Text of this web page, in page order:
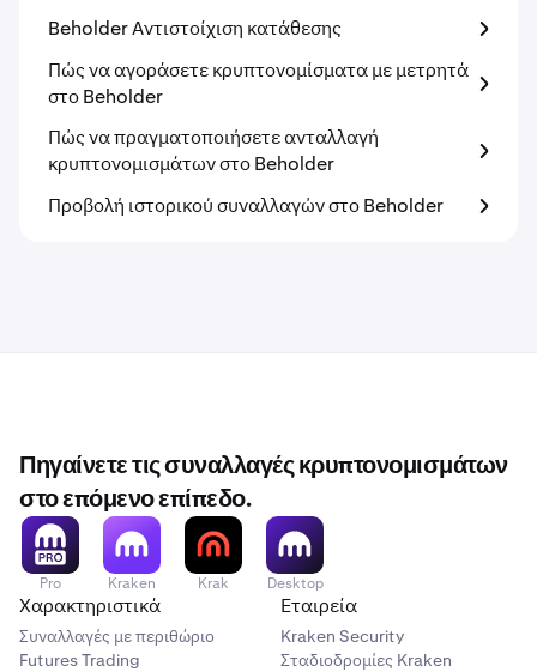
Beholder Αντιστοίχιση κατάθεσης
Πώς να αγοράσετε κρυπτονομίσματα με μετρητά
στο Beholder
Πώς να πραγματοποιήσετε ανταλλαγή
κρυπτονομισμάτων στο Beholder
Προβολή ιστορικού συναλλαγών στο Beholder
Πηγαίνετε τις συναλλαγές κρυπτονομισμάτων
στο επόμενο επίπεδο.
Pro Kraken Krak Desktop
Χαρακτηριστικά
Συναλλαγές με περιθώριο
Futures Trading
Εταιρεία
Kraken Security
Σταδιοδρομίες Kraken